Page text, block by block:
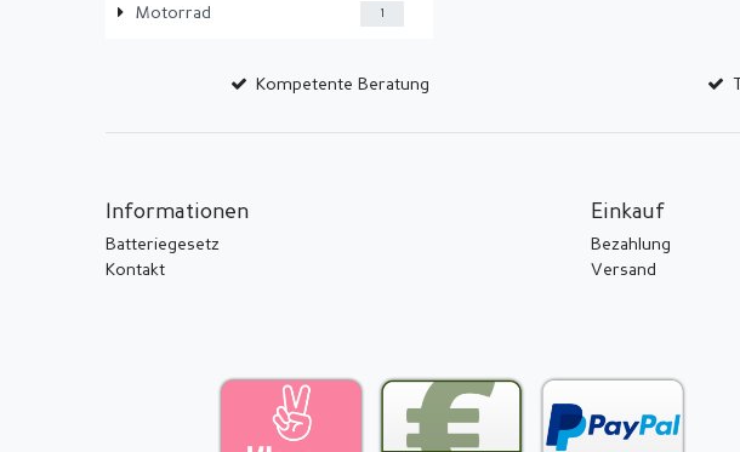
Motorrad 1
Kompetente Beratung
Informationen
Batteriegesetz
Kontakt
Einkauf
Bezahlung
Versand